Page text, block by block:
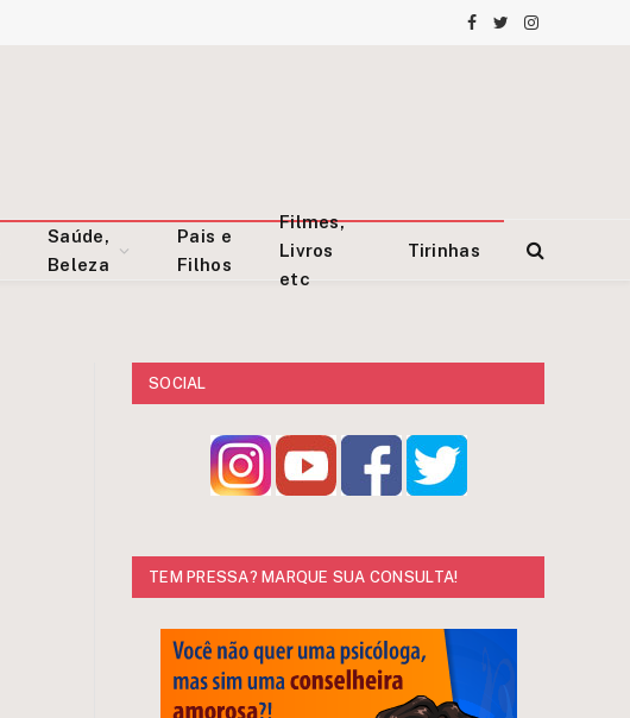
Facebook
TwitterInstagram
Saúde,
Beleza
Pais e
Filhos
Filmes,
Livros
etc
Tirinhas
SOCIAL
TEM PRESSA? MARQUE SUA CONSULTA!